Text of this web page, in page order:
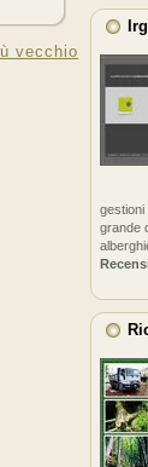
vecchio
gestioni
grande